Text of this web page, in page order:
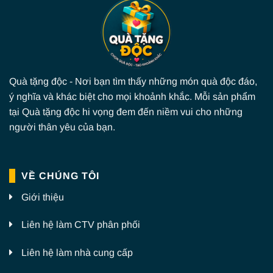
Quà tặng độc - Nơi bạn tìm thấy những món quà độc đáo,
ý nghĩa và khác biệt cho mọi khoảnh khắc. Mỗi sản phẩm
tại Quà tặng độc hi vọng đem đến niềm vui cho những
người thân yêu của bạn.
VỀ CHÚNG TÔI
Giới thiệu
Liên hệ làm CTV phân phối
Liên hệ làm nhà cung cấp